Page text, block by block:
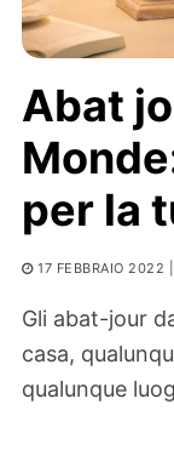
Abat
per la
17 FEBBRAIO 2022
Gli abat-jour
casa,
qualunque